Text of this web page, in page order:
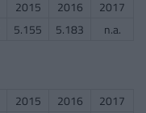
2015 2016
2017
5.155 5.183 n.a.
2015 2016
2017